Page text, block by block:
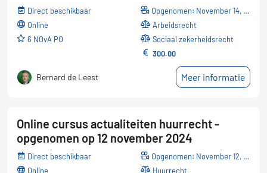
Direct beschikbaar
online
6 NOvA PO
Opgenomen: November 14, 2024
Arbeidsrecht
Sociaal zekerheidsrecht
300.00
Bernard de Leest Meer informatie
Online cursus actualiteiten huurrecht -
opgenomen op 12 november 2024
Direct beschikbaar
online
Opgenomen: November 12, 2024
Huurrecht